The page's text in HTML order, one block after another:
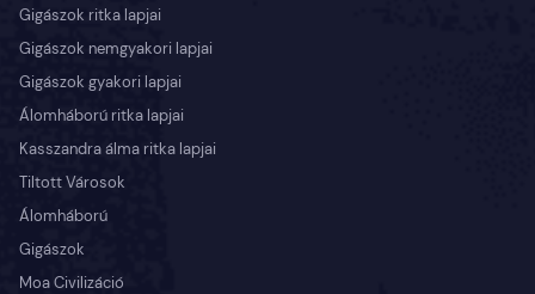
Gigászok ritka lapjai
Gigászok nemgyakori lapjai
Gigászok gyakori lapjai
Álomháború ritka lapjai
Kasszandra álma ritka lapjai
Tiltott Városok
Álomháború
Gigászok
Moa Civilizáció